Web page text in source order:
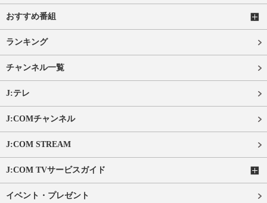
おすすめ番組
ランキング
チャンネル一覧
J:テレ
J:COMチャンネル
J:COM STREAM
J:COM TVサービスガイド
イベント・プレゼント